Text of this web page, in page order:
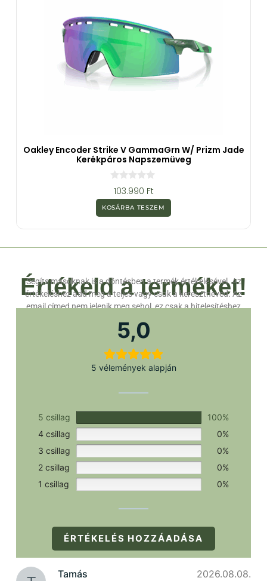
Oakley Encoder Strike V GammaGrn W/ Prizm Jade
Kerékpáros Napszemüveg
0
z
5
b
l
103.990 Ft
KOSÁRBA TESZEM
Értékeld a terméket!
Segíts másoknak is a döntésben a termék értékelésével. Az
értékeléshez add meg a teljes vagy csak a keresztneved. Az
email címed nem jelenik meg sehol, ez csak a hitelesítéshez
5,0
5 vélemények alapján
5 csillag
100%
4 csillag
0%
3 csillag
0%
2 csillag
0%
1 csillag
0%
ÉRTÉKELÉS HOZZÁADÁSA
Tamás 2026.08.08.